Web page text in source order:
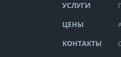
УСЛУГИ
ЦЕНЫ
КОНТАКТЫ